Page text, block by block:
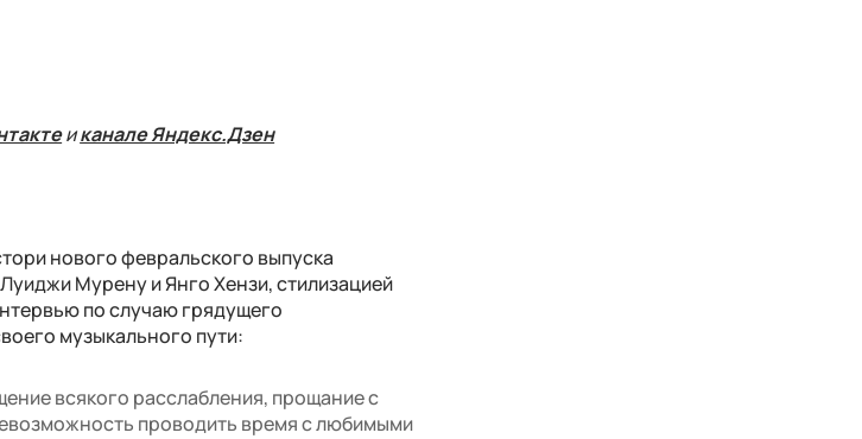
иканале Яндекс.Дзен
нового февральского выпуска
Мурену и Янго Хензи, стилизацией
по случаю грядущего
музыкального пути:
всякого расслабления, прощание с
проводить время с любимыми